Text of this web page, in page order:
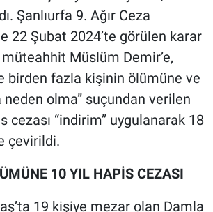
Şanlıurfa 9. Ağır Ceza
22 Şubat 2024’te görülen karar
Müslüm Demir’e,
birden fazla kişinin ölümüne ve
neden olma” suçundan verilen
cezası “indirim” uygulanarak 18
çevirildi.
10 YIL HAPİS CEZASI
19 kişiye mezar olan Damla